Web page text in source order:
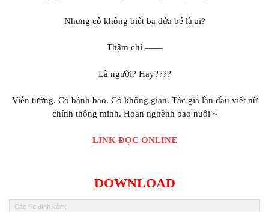
Nhưng biết ba đứa bé là ai?
Thậm chí ——
Là người? Hay????
Viễn tưởng. Có bánh bao. Có
gian. Tác giả lần đầu viết nữ
chính thông minh. Hoan nghênh bao nuôi ~
LINK ĐỌC ONLINE
DOWNLOAD
Các file đính kèm: